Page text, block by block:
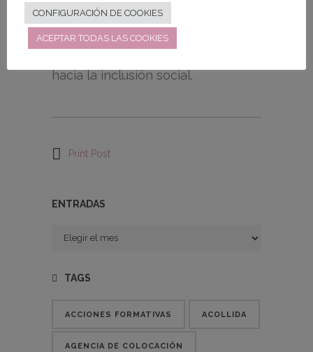
laboral real.
Gracias a la Fundación La Caixa y a
hacia la inclusión social.
Print Post
ENTRADAS
Entradas
TAGS
ACCIONES FORMATIVAS ACOLLIDA
AGENCIA DE COLOCACIÓN
CONFIGURACIÓN DE COOKIES
ACEPTAR TODAS LAS COOKIES